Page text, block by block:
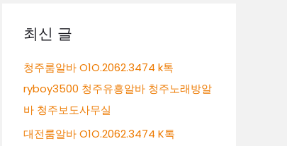
최신 글
청주룸알바 O1O.2062.3474 k톡
ryboy3500 청주유흥알바 청주노래방알
바 청주보도사무실
대전룸알바 O1O.2062.3474 K톡